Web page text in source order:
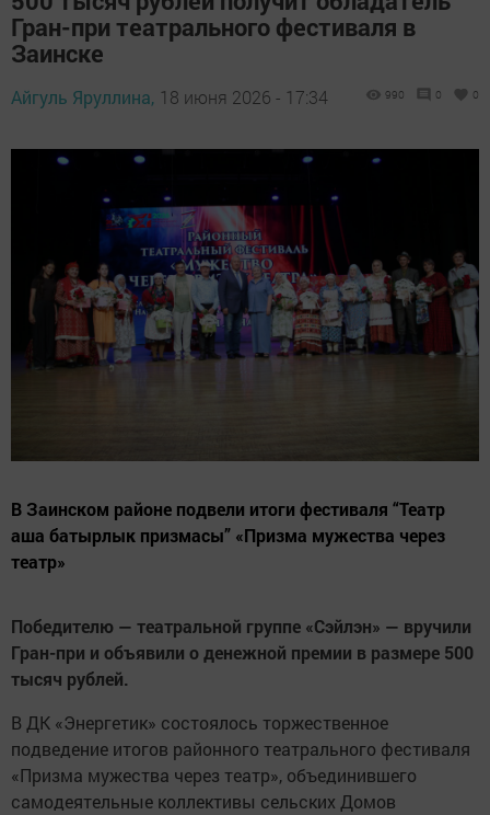
Гран-при театрального фестиваля в
Заинске
Айгуль Яруллина, 18 июня 2026 - 17:34 990 0 0
В Заинском районе подвели итоги фестиваля “Театр
аша батырлык призмасы” «Призма мужества через
театр»
Победителю — театральной группе «Сэйлэн» — вручили
Гран-при и объявили о денежной премии в размере 500
тысяч рублей.
В ДК «Энергетик» состоялось торжественное
подведение итогов районного театрального фестиваля
«Призма мужества через театр», объединившего
самодеятельные коллективы сельских Домов